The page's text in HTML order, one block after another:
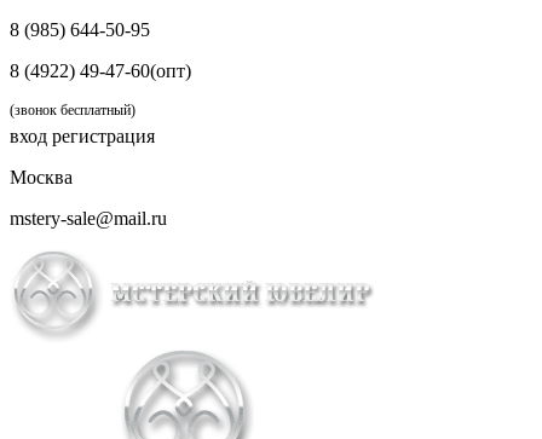
8 (985) 644-50-95
8 (4922) 49-47-60(опт)
(звонок бесплатный)
вход регистрация
Москва
mstery-sale@mail.ru